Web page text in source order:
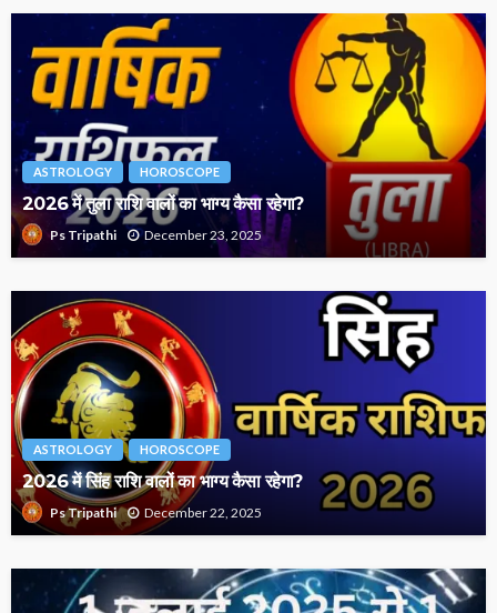
ASTROLOGY HOROSCOPE
2026 में तुला राशि वालों का भाग्य कैसा रहेगा?
Ps Tripathi December 23, 2025
ASTROLOGY HOROSCOPE
2026 में सिंह राशि वालों का भाग्य कैसा रहेगा?
Ps Tripathi December 22, 2025